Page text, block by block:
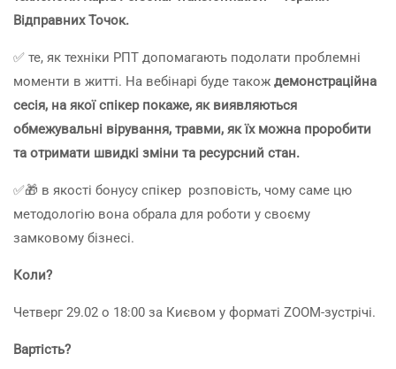
Відправних Точок.
✅ те, як техніки РПТ допомагають подолати проблемні
моменти в житті. На вебінарі буде також демонстраційна
сесія, на якої спікер покаже, як виявляються
обмежувальні вірування, травми, як їх можна проробити
та отримати швидкі зміни та ресурсний стан.
✅🎁 в якості бонусу спікер розповість, чому саме цю
методологію вона обрала для роботи у своєму
замковому бізнесі.
Коли?
Четверг 29.02 о 18:00 за Києвом у форматі ZOOM-зустрічі.
Вартість?